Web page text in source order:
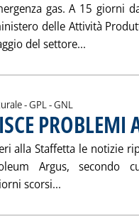
gas. A 15 giorni
delle Attività
del settore...
- GPL - GNL
PROBLEMI
alla Staffetta le notizie
Argus,
scorsi...